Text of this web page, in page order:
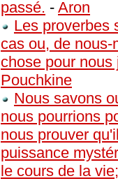
passé. - Aron
Les proverbes
cas ou, de
chose pour nous
Pouchkine
Nous savons
nous pourrions
nous prouver
puissance
le cours de la